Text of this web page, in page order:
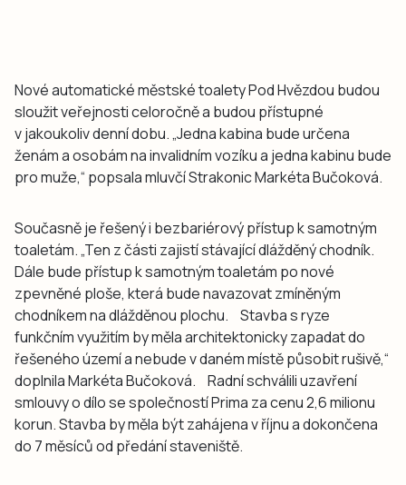
Nové automatické městské toalety Pod Hvězdou budou
sloužit veřejnosti celoročně a budou přístupné
v jakoukoliv denní dobu. „Jedna kabina bude určena
ženám a osobám na invalidním vozíku a jedna kabinu bude
pro muže,“ popsala mluvčí Strakonic Markéta Bučoková.
Současně je řešený i bezbariérový přístup k samotným
toaletám. „Ten z části zajistí stávající dlážděný chodník.
Dále bude přístup k samotným toaletám po nové
zpevněné ploše, která bude navazovat zmíněným
chodníkem na dlážděnou plochu. Stavba s ryze
funkčním využitím by měla architektonicky zapadat do
řešeného území a nebude v daném místě působit rušivě,“
doplnila Markéta Bučoková. Radní schválili uzavření
smlouvy o dílo se společností Prima za cenu 2,6 milionu
korun. Stavba by měla být zahájena v říjnu a dokončena
do 7 měsíců od předání staveniště.